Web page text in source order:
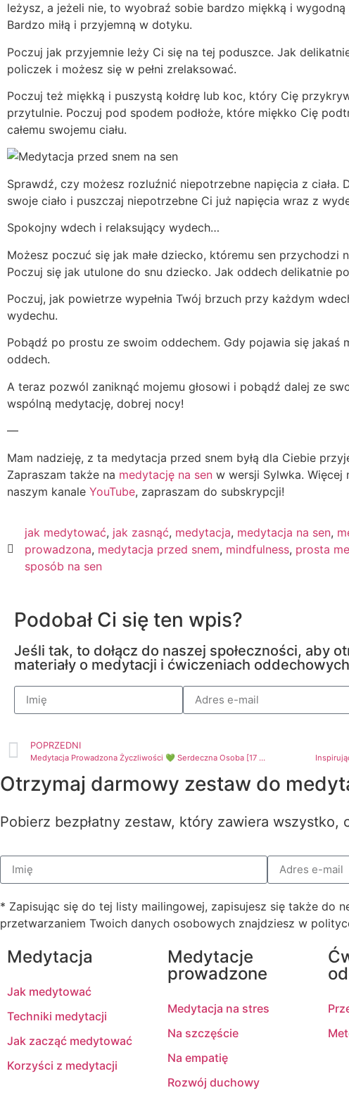
leżysz, a jeżeli nie, to wyobraź sobie bardzo miękką i wygodną
Bardzo miłą i przyjemną w dotyku.
Poczuj jak przyjemnie leży Ci się na tej poduszce. Jak
policzek i możesz się w pełni zrelaksować.
Poczuj też miękką i puszystą kołdrę lub koc, który Cię
przytulnie. Poczuj pod spodem podłoże, które miękko Cię
całemu swojemu ciału.
Sprawdź, czy możesz rozluźnić niepotrzebne napięcia z ciała.
swoje ciało i puszczaj niepotrzebne Ci już napięcia wraz z
Spokojny wdech i relaksujący wydech…
Możesz poczuć się jak małe dziecko, któremu sen przychodzi
Poczuj się jak utulone do snu dziecko. Jak oddech delikatnie
Poczuj, jak powietrze wypełnia Twój brzuch przy każdym
wydechu.
Pobądź po prostu ze swoim oddechem. Gdy pojawia się jakaś
oddech.
A teraz pozwól zaniknąć mojemu głosowi i pobądź dalej ze
wspólną medytację, dobrej nocy!
—
Mam nadzieję, z ta medytacja przed snem byłą dla Ciebie
Zapraszam także na medytację na sen w wersji Sylwka. Więcej
naszym kanale YouTube, zapraszam do subskrypcji!
jak medytować, jak zasnąć, medytacja, medytacja na sen,
prowadzona, medytacja przed snem, mindfulness, prosta
sposób na sen
Podobał Ci się ten wpis?
Jeśli tak, to dołącz do naszej społeczności, aby
materiały o medytacji i ćwiczeniach
POPRZEDNI
Medytacja Prowadzona Życzliwości 💚 Serdeczna Osoba [17 min]
Otrzymaj darmowy zestaw do
Pobierz bezpłatny zestaw, który zawiera
* Zapisując się do tej listy mailingowej, zapisujesz się także do
przetwarzaniem Twoich danych osobowych znajdziesz w
Medytacja
Jak medytować
Techniki medytacji
Jak zacząć medytować
Korzyści z medytacji
Medytacje
prowadzone
Medytacja na stres
Na szczęście
Na empatię
Rozwój duchowy